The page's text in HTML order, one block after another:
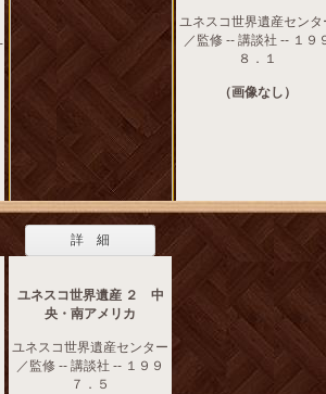
ユネスコ世界遺産センタ
／監修 -- 講談社 -- １９
８．１
（画像なし）
詳 細
ユネスコ世界遺産 ２ 中
央・南アメリカ
ユネスコ世界遺産センター
／監修 -- 講談社 -- １９９
７．５